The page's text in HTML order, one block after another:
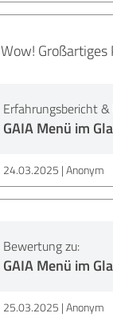
Wow! Großartiges
Erfahrungsbericht
GAIA Menü im
24.03.2025 Anonym
Bewertung zu:
GAIA Menü im
25.03.2025 Anonym